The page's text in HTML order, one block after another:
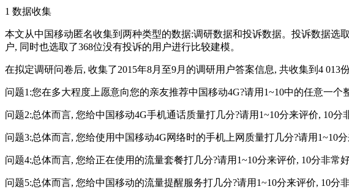
1 数据收集
本文从中国移动匿名收集到两种类型的数据:调研数据和投诉数据。投诉数据选
户, 同时也选取了368位没有投诉的用户进行比较建模。
在拟定调研问卷后, 收集了2015年8月至9月的调研用户答案信息, 共收集到4 013
问题1:您在多大程度上愿意向您的亲友推荐中国移动4G?请用1~10中的任意一个
问题2:总体而言, 您给中国移动4G手机通话质量打几分?请用1~10分来评价, 10分
问题3:总体而言, 您给使用中国移动4G网络时的手机上网质量打几分?请用1~10分
问题4:总体而言, 您给正在使用的流量套餐打几分?请用1~10分来评价, 10分非常好
问题5:总体而言, 您给中国移动的流量提醒服务打几分?请用1~10分来评价, 10分